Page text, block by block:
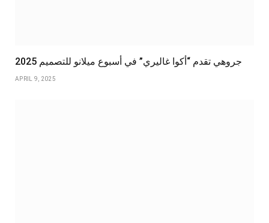
جروهي تقدم “أكوا غاليري” في أسبوع ميلانو للتصميم 2025
APRIL 9, 2025